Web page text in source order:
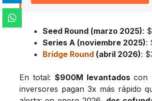
Seed Round (marzo 2025):
Series A (noviembre 2025):
Bridge Round (abril 2026):
En total: $900M levantadoscon
inversores pagan 3x más rápido